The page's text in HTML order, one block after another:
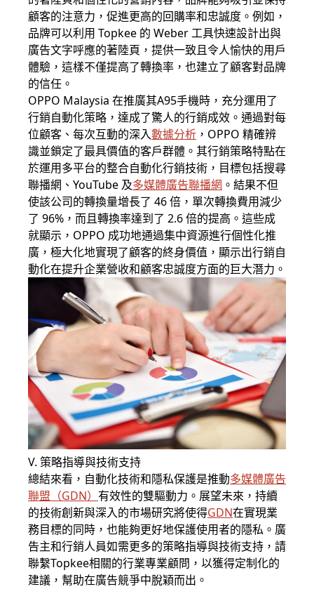
顧客的注意力，促進更高的回購率和忠誠度。例如，
品牌可以利用 Topkee 的 Weber 工具快速設計出與
廣告文字呼應的著陸頁，提供一致且令人愉快的用戶
體驗，這樣不僅提高了轉換率，也建立了顧客對品牌
的信任。
OPPO Malaysia 在推廣其A95手機時，充分運用了
行銷自動化策略，達成了驚人的行銷成效。通過對每
位顧客、每次互動的深入數據分析 ，OPPO 精確辨
識並鎖定了最具價值的客戶群體。其行銷策略特點在
於運用多平台的整合自動化行銷技術，目標包括搜尋
聯播網、YouTube 及多媒體廣告聯播網 。結果不但
使該公司的轉換量增長了 46 倍，單次轉換費用減少
了 96%，而且轉換率達到了 2.6 倍的提高。這些成
就顯示，OPPO 成功地通過集中資源進行個性化推
廣，極大化地實現了顧客的終身價值，顯示出行銷自
動化在提升企業營收和顧客忠誠度方面的巨大潛力。
V. 策略指導與技術支持
總結來看，自動化技術和隱私保護是推動多媒體廣告
聯盟 （GDN） 有效性的雙驅動力。展望未來，持續
的技術創新與深入的市場研究將使得GDN在實現業
務目標的同時，也能夠更好地保護使用者的隱私。廣
告主和行銷人員如需更多的策略指導與技術支持，請
聯繫Topkee相關的行業專業顧問，以獲得定制化的
建議，幫助在廣告競爭中脫穎而出。